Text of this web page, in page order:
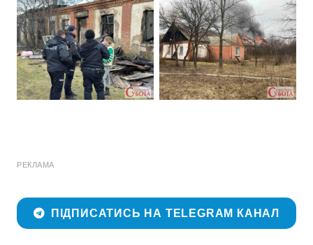
РЕКЛАМА
ПІДПИСАТИСЬ НА TELEGRAM КАНАЛ